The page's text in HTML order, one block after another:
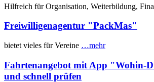
Hilfreich für Organisation, Weiterbildung,
Freiwilligenagentur "PackMas"
bietet vieles für Vereine …mehr
Fahrtenangebot mit App "Wohin-
und schnell prüfen